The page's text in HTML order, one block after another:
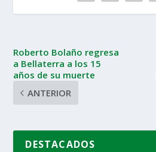
Roberto Bolaño regresa
a Bellaterra a los 15
años de su muerte
ANTERIOR
DESTACADOS